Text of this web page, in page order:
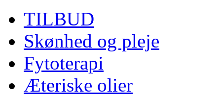
TILBUD
Skønhed og pleje
Fytoterapi
Æteriske olier